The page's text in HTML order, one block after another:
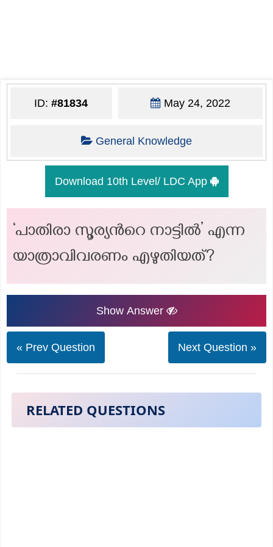
ID:#81834 May 24, 2022
General Knowledge
Download 10th Level/ LDC App
‘പാതിരാ സൂര്യന്‍റെ നാട്ടിൽ’ എന്ന
യാത്രാവിവരണം എഴുതിയത്?
Show Answer
« Prev Question Next Question »
RELATED QUESTIONS